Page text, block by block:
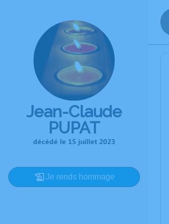
Jean-Claude
PUPAT
décédé le 15 juillet 2023
Je rends hommage